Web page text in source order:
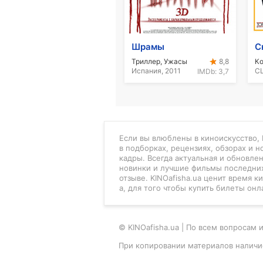
Шрамы
Триллер, Ужасы
Испания, 2011
8,8
IMDb: 3,7
Если вы влюблены в киноискусство,
в подборках, рецензиях, обзорах и
кадры. Всегда актуальная и
новинки и лучшие фильмы
отзыве. KINOafisha.ua ценит время
а, для того чтобы купить билеты
© KINOafisha.ua | По всем
При копировании материалов